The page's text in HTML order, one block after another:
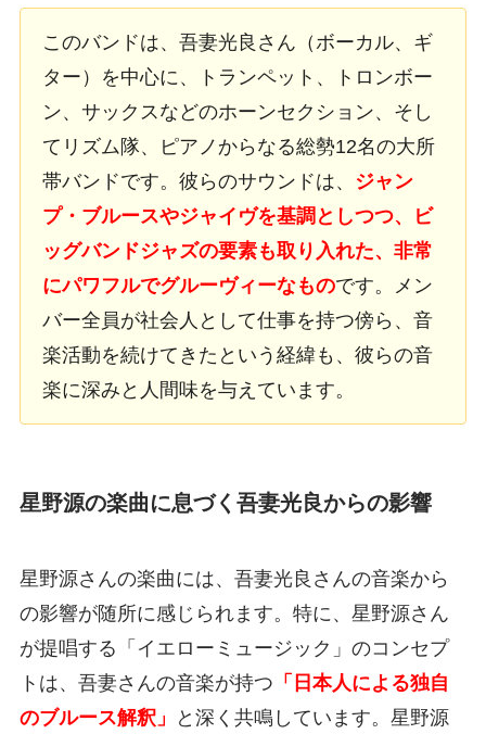
このバンドは、吾妻光良さん（ボーカル、ギ
ター）を中心に、トランペット、トロンボー
ン、サックスなどのホーンセクション、そし
てリズム隊、ピアノからなる総勢12名の大所
帯バンドです。彼らのサウンドは、
ジャン
プ・ブルースやジャイヴを基調としつつ、ビ
ッグバンドジャズの要素も取り入れた、非常
にパワフルでグルーヴィーなものです。メン
バー全員が社会人として仕事を持つ傍ら、音
楽活動を続けてきたという経緯も、彼らの音
楽に深みと人間味を与えています。
星野源の楽曲に息づく吾妻光良からの影響
星野源さんの楽曲には、吾妻光良さんの音楽から
の影響が随所に感じられます。特に、星野源さん
が提唱する「イエローミュージック」のコンセプ
トは、吾妻さんの音楽が持つ 「日本人による独自
のブルース解釈」
と深く共鳴しています。星野源